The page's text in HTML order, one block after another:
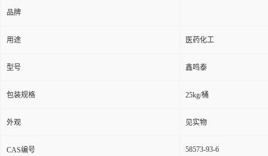
品牌
用途 医药化工
型号 鑫鸣泰
包装规格 25kg/桶
外观 见实物
CAS编号 58573-93-6